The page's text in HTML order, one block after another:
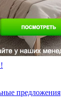
предложения